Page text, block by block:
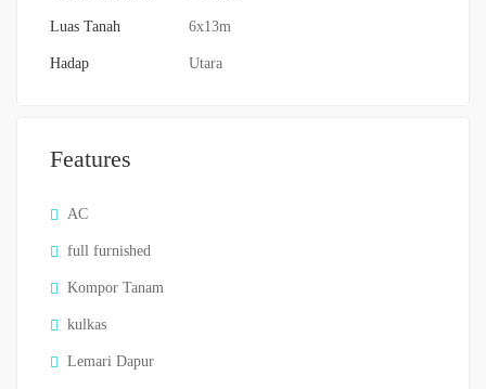
Luas Tanah 6x13m
Hadap Utara
Features
AC
full furnished
Kompor Tanam
kulkas
Lemari Dapur